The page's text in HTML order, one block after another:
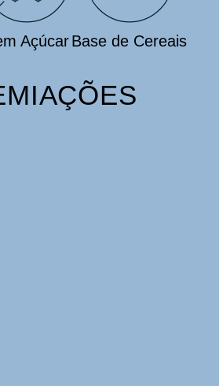
AçúcarBase de Cereais